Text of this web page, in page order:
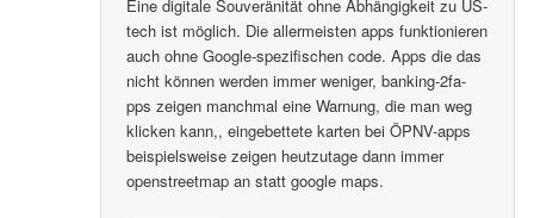
Eine digitale Souveränität ohne Abhängigkeit zu US-
tech ist möglich. Die allermeisten apps funktionieren
auch ohne Google-spezifischen code. Apps die das
nicht können werden immer weniger, banking-2fa-
pps zeigen manchmal eine Warnung, die man weg
klicken kann,, eingebettete karten bei ÖPNV-apps
beispielsweise zeigen heutzutage dann immer
openstreetmap an statt google maps.